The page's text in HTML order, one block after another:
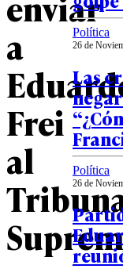
a
Frei
al
Política
26 de
Las
Política
26 de